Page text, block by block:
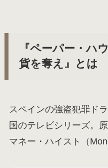
『ペーパー・ハ
貨を奪え』とは
スペインの強盗犯罪ド
国のテレビシリーズ。
マネー・ハイスト（